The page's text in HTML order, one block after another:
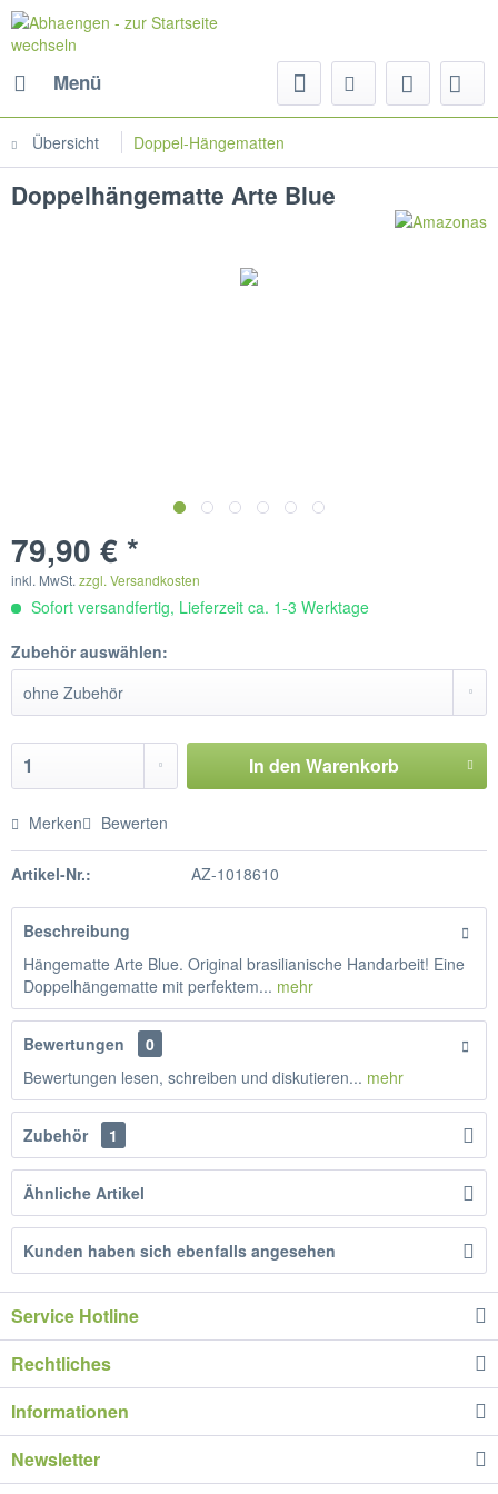
Menü
Übersicht Doppel-Hängematten
Doppelhängematte Arte Blue
79,90 € *
inkl. MwSt. zzgl. Versandkosten
Sofort versandfertig, Lieferzeit ca. 1-3 Werktage
Zubehör auswählen:
In den Warenkorb
Merken Bewerten
Artikel-Nr.: AZ-1018610
Beschreibung
Hängematte Arte Blue. Original brasilianische Handarbeit! Eine
Doppelhängematte mit perfektem... mehr
Bewertungen
0
Bewertungen lesen, schreiben und diskutieren... mehr
Zubehör 1
Ähnliche Artikel
Kunden haben sich ebenfalls angesehen
Service Hotline
Rechtliches
Informationen
Newsletter